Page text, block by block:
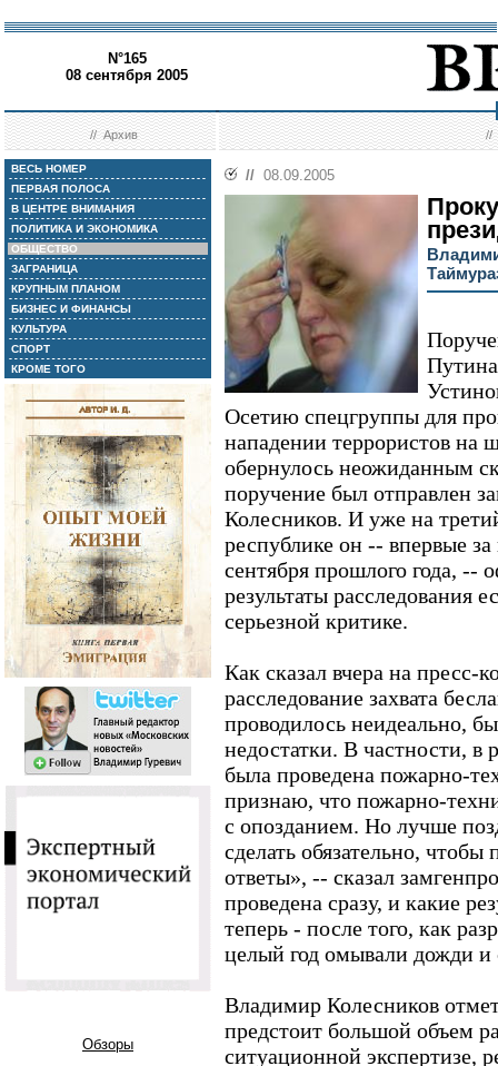
N°165
08 сентября 2005
//Архив //
ВЕСЬ НОМЕР
ПЕРВАЯ ПОЛОСА
В ЦЕНТРЕ ВНИМАНИЯ
ПОЛИТИКА И ЭКОНОМИКА
ОБЩЕСТВО
ЗАГРАНИЦА
КРУПНЫМ ПЛАНОМ
БИЗНЕС И ФИНАНСЫ
КУЛЬТУРА
СПОРТ
КРОМЕ ТОГО
Обзоры
// 08.09.2005
Осетию спецгруппы для
нападении террористов на
обернулось неожиданным
поручение был отправлен
Колесников. И уже на
республике он -- впервые
сентября прошлого года, --
результаты расследования
серьезной критике.
Как сказал вчера на пресс-
расследование захвата
проводилось неидеально,
недостатки. В частности, в
была проведена пожарно-
признаю, что пожарно-
с опозданием. Но лучше
сделать обязательно,
ответы», -- сказал
проведена сразу, и какие
теперь - после того, как
целый год омывали дожди и
Владимир Колесников
предстоит большой объем
ситуационной экспертизе,